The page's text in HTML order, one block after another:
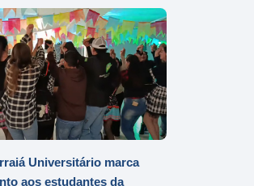
Universitário marca
aos estudantes da